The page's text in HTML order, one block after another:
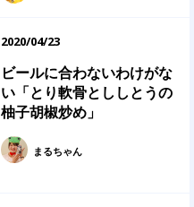
2020/04/23
ビールに合わないわけがな
い「とり軟骨とししとうの
柚子胡椒炒め」
まるちゃん